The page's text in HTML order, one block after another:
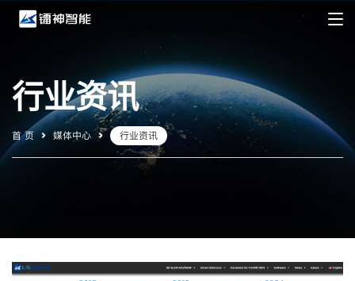
行业资讯
首 页 媒体中心 行业资讯